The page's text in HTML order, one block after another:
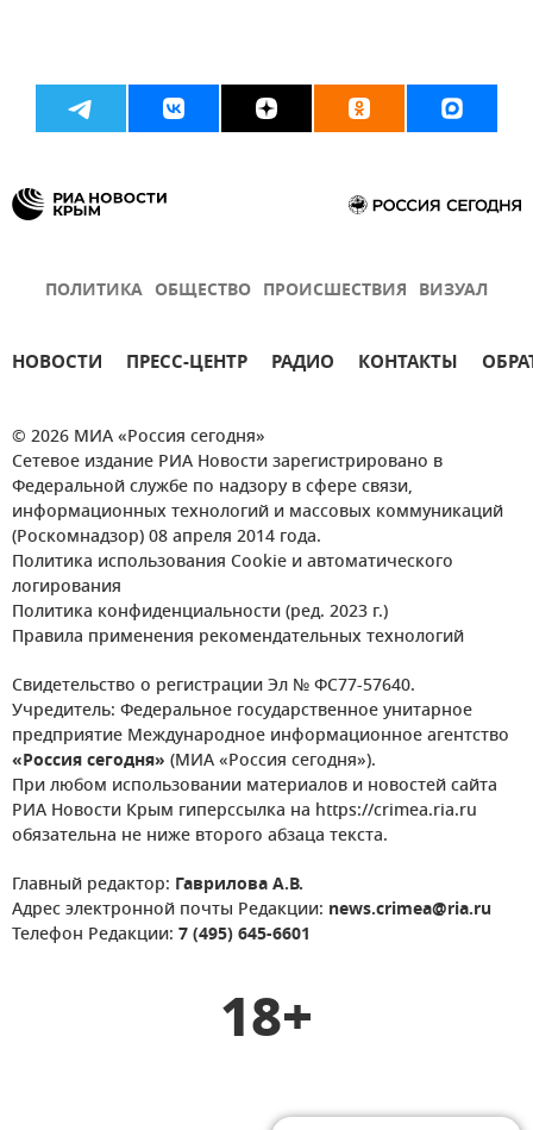
ПОЛИТИКА ОБЩЕСТВО ПРОИСШЕСТВИЯ ВИЗУАЛ
НОВОСТИ ПРЕСС-ЦЕНТР РАДИО КОНТАКТЫ
© 2026 МИА «Россия сегодня»
Сетевое издание РИА Новости зарегистрировано в
Федеральной службе по надзору в сфере связи,
информационных технологий и массовых коммуникаций
(Роскомнадзор) 08 апреля 2014 года.
Политика использования Cookie и автоматического
логирования
Политика конфиденциальности (ред. 2023 г.)
Правила применения рекомендательных технологий
Свидетельство о регистрации Эл № ФС77-57640.
Учредитель: Федеральное государственное унитарное
предприятие Международное информационное агентство
«Россия сегодня» (МИА «Россия сегодня»).
При любом использовании материалов и новостей сайта
РИА Новости Крым гиперссылка на https://crimea.ria.ru
обязательна не ниже второго абзаца текста.
Главный редактор: Гаврилова А.В.
Адрес электронной почты Редакции: news.crimea@ria.ru
Телефон Редакции: 7 (495) 645-6601
18+